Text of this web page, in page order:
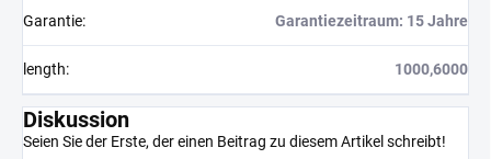
Garantie: Garantiezeitraum: 15 Jahre
length: 1000,6000
Diskussion
Seien Sie der Erste, der einen Beitrag zu diesem Artikel schreibt!